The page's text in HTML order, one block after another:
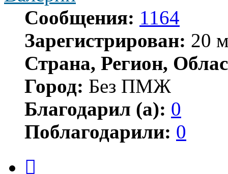
Сообщения: 1164
Зарегистрирован: 20
Страна, Регион,
Город: Без ПМЖ
Благодарил (а): 0
Поблагодарили: 0